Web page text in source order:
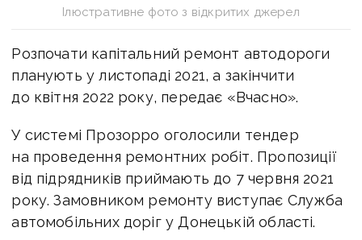
Ілюстративне фото з відкритих джерел
Розпочати капітальний ремонт автодороги
планують у листопаді 2021, а закінчити
до квітня 2022 року, передає «Вчасно».
У системі Прозорро оголосили тендер
на проведення ремонтних робіт. Пропозиції
від підрядників приймають до 7 червня 2021
року. Замовником ремонту виступає Служба
автомобільних доріг у Донецькій області.